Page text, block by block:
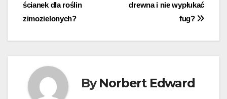
drewna i nie wypłukać
fug?
ścianek dla roślin
zimozielonych?
ByNorbert Edward